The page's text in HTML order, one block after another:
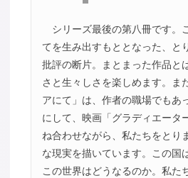
シリーズ最後の第八冊です。
てを生み出すもととなった、と
批評の断片。まとまった作品と
さと生々しさを楽しめます。ま
アにて」は、作者の職場でもあ
にして、映画「グラディエータ
ね合わせながら、私たちをとり
な現実を描いています。この国
この世界はどうなるのか。私た